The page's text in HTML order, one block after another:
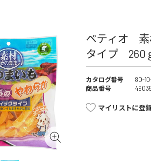
ペティオ 素
タイプ 260
カタログ番号
80-
商品番号
マイリストに登